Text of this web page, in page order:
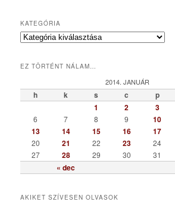
KATEGÓRIA
K
e
r
EZ TÖRTÉNT NÁLAM…
2014. JANUÁR
h k s c p
« dec
1 2 3
6 7 8 9 10
13 14 15 16 17
20 21 22 23 24
27 28 29 30 31
AKIKET SZÍVESEN OLVASOK